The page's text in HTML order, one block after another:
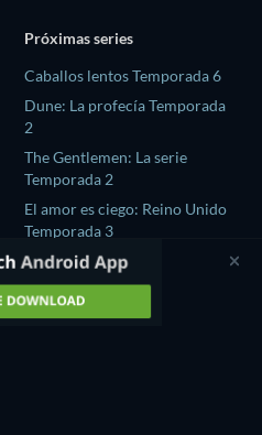
Próximas series
Caballos lentos Temporada 6
Dune: La profecía Temporada
2
The Gentlemen: La serie
Temporada 2
El amor es ciego: Reino Unido
Temporada 3
La maldición de Oak Island
Temporada 12